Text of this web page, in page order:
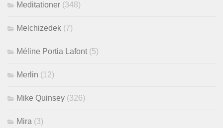
Meditationer (348)
Melchizedek (7)
Méline Portia Lafont (5)
Merlin (12)
Mike Quinsey (326)
Mira (3)